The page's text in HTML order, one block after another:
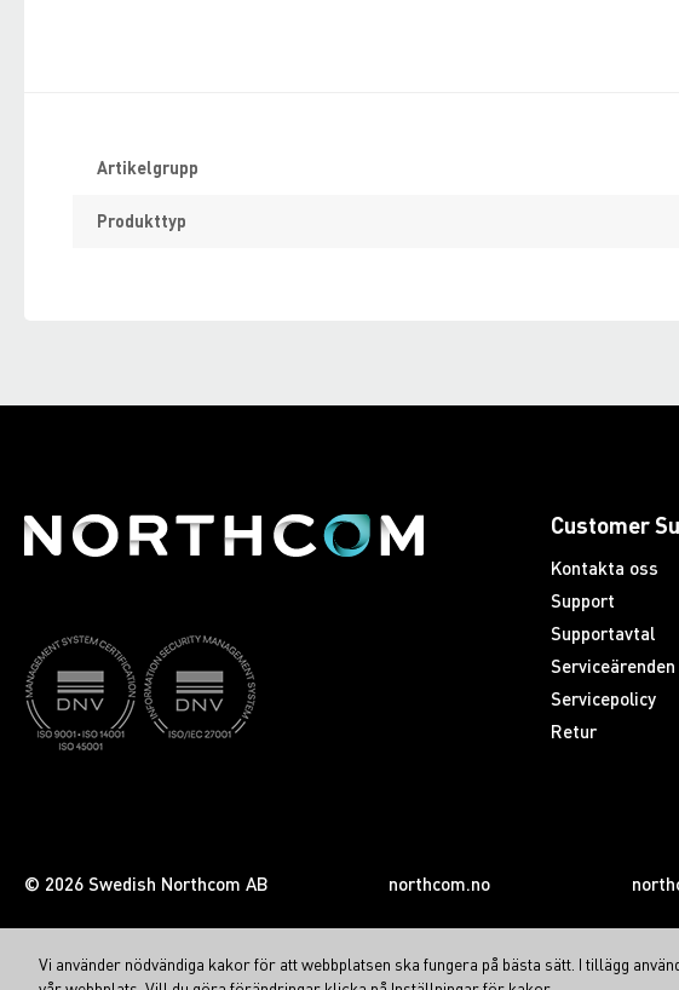
Artikelgrupp
Produkttyp
Customer
Kontakta oss
Support
Supportavtal
Serviceärenden
Servicepolicy
Retur
© 2026 Swedish Northcom AB northcom.no
Vi använder nödvändiga kakor för att webbplatsen ska fungera på bästa sätt. I tillägg